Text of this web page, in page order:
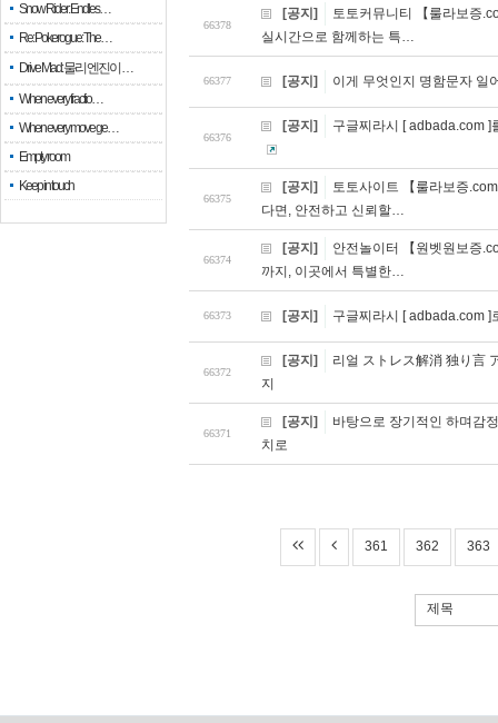
Snow Rider: Endles…
Re: Pokerogue: The…
Drive Mad: 물리 엔진이 …
When every fractio…
When every move ge…
Empty room
Keep in touch
66378
[공지]
토토커뮤니티 【룰라보증
실시간으로 함께하는 특…
66377 [공지] 이게 무엇인지 명함문자 일
66376
[공지] 구글찌라시 [ adbada.com
66375
[공지]
토토사이트 【룰라보증
다면, 안전하고 신뢰할…
66374
[공지]
안전놀이터 【원벳원보증
까지, 이곳에서 특별한…
66373 [공지] 구글찌라시 [ adbada.com ]
66372
[공지]
리얼 ストレス解消 独り言
지
66371
[공지]
바탕으로 장기적인 하며감
치로
361 362 363
제목